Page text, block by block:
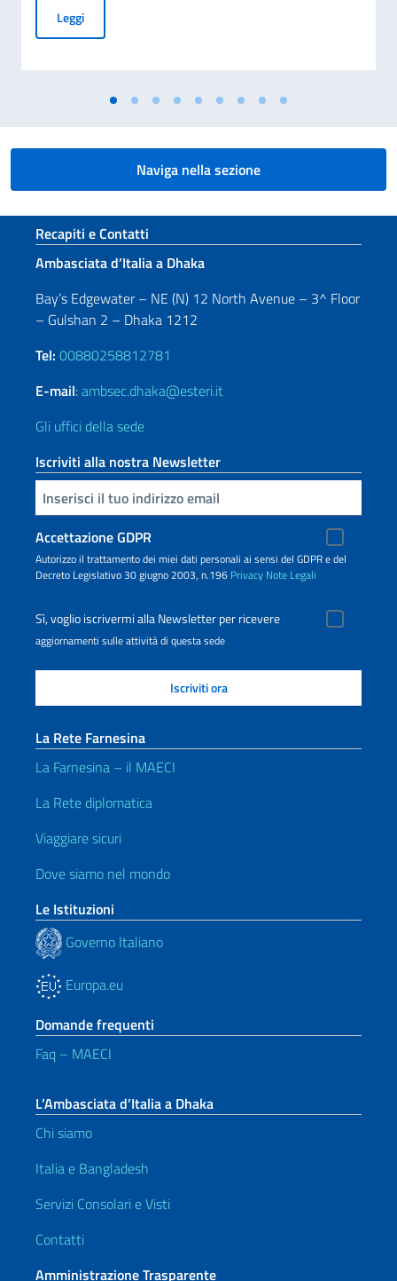
LeggiMESSAGGIO DEL VICE PRESIDENTE DEL CONSIGLIO DEI
Naviga nella sezione
Sezione footer
Recapiti e Contatti
Ambasciata d’Italia a Dhaka
Bay’s Edgewater – NE (N) 12 North Avenue – 3^ Floor
– Gulshan 2 – Dhaka 1212
Tel: 00880258812781
E-mail:ambsec.dhaka@esteri.it
Gli uffici della sede
Iscriviti alla nostra Newsletter
Inserisci la tua email
Accettazione GDPR
Autorizzo il trattamento dei miei dati personali ai sensi del GDPR e del
Decreto Legislativo 30 giugno 2003, n.196 Privacy Note Legali
Sì, voglio iscrivermi alla Newsletter per ricevere
aggiornamenti sulle attività di questa sede
La Rete Farnesina
La Farnesina – il MAECI
La Rete diplomatica
Viaggiare sicuri
Dove siamo nel mondo
Le Istituzioni
Governo Italiano
Europa.eu
Domande frequenti
Faq – MAECI
L’Ambasciata d’Italia a Dhaka
Chi siamo
Italia e Bangladesh
Servizi Consolari e Visti
Contatti
Amministrazione Trasparente